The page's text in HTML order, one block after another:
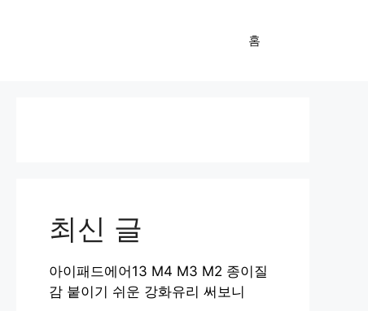
홈
최신 글
아이패드에어13 M4 M3 M2 종이질
감 붙이기 쉬운 강화유리 써보니